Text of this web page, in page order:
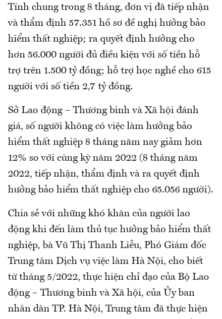
Tính chung trong 8 tháng, đơn vị đã tiếp nhận
và thẩm định 57.351 hồ sơ đề nghị hưởng bảo
hiểm thất nghiệp; ra quyết định hưởng cho
hơn 56.000 người đủ điều kiện với số tiền hỗ
trợ trên 1.500 tỷ đồng; hỗ trợ học nghề cho 615
người với số tiền 2,7 tỷ đồng.
Sở Lao động – Thương binh và Xã hội đánh
giá, số người không có việc làm hưởng bảo
hiểm thất nghiệp 8 tháng năm nay giảm hơn
12% so với cùng kỳ năm 2022 (8 tháng năm
2022, tiếp nhận, thẩm định và ra quyết định
hưởng bảo hiểm thất nghiệp cho 65.056 người).
Chia sẻ với những khó khăn của người lao
động khi đến làm thủ tục hưởng bảo hiểm thất
nghiệp, bà Vũ Thị Thanh Liễu, Phó Giám đốc
Trung tâm Dịch vụ việc làm Hà Nội, cho biết
từ tháng 5/2022, thực hiện chỉ đạo của Bộ Lao
động – Thương binh và Xã hội, của Ủy ban
nhân dân TP. Hà Nội, Trung tâm đã thực hiện